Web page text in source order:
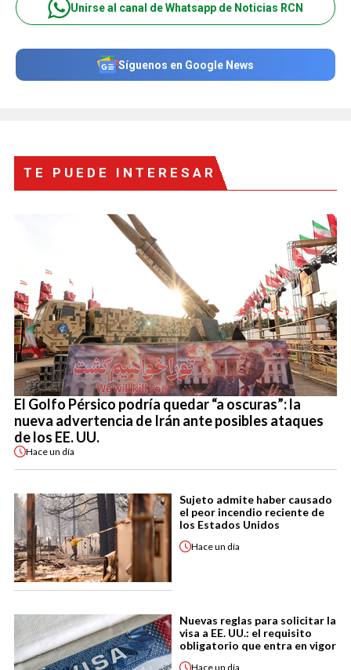
Unirse al canal de Whatsapp de Noticias RCN
Síguenos en Google News
TE PUEDE INTERESAR
El Golfo Pérsico podría quedar “a oscuras”: la
nueva advertencia de Irán ante posibles ataques
de los EE. UU.
Haceun día
Sujeto admite haber causado
el peor incendio reciente de
los Estados Unidos
Haceun día
Nuevas reglas para solicitar la
visa a EE. UU.: el requisito
obligatorio que entra en vigor
Haceun día